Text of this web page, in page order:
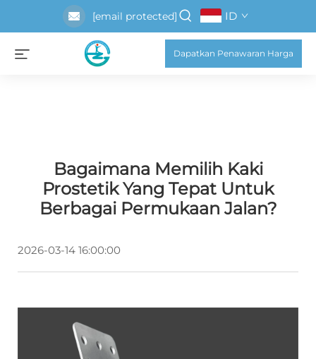
[email protected] ID
Dapatkan Penawaran Harga
Bagaimana Memilih Kaki
Prostetik Yang Tepat Untuk
Berbagai Permukaan Jalan?
2026-03-14 16:00:00